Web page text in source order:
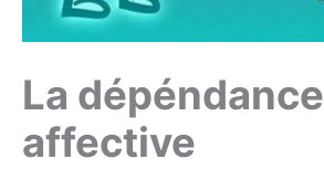
La dépéndance
affective